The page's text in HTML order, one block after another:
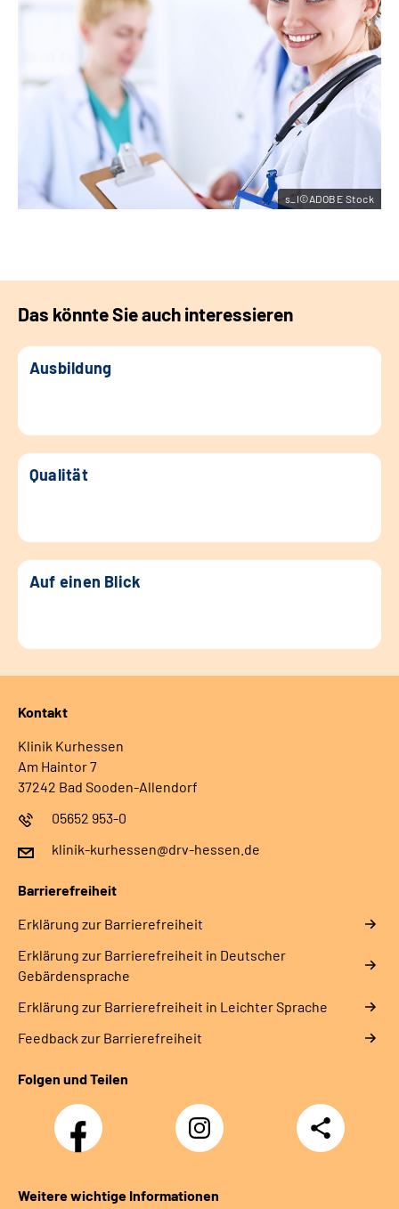
s_I©ADOBE Stock
Das könnte Sie auch interessieren
Ausbildung
Qualität
Auf einen Blick
Kontakt
Klinik Kurhessen
Am Haintor 7
37242 Bad Sooden-Allendorf
05652 953-0
klinik-kurhessen@drv-hessen.de
Barrierefreiheit
Erklärung zur Barrierefreiheit
Erklärung zur Barrierefreiheit in Deutscher
Gebärdensprache
Erklärung zur Barrierefreiheit in Leichter Sprache
Feedback zur Barrierefreiheit
Folgen und Teilen
Facebook
Klinik
Kurhessen
Instagram
Klinik
Kurhessen
Teilen
Weitere wichtige Informationen